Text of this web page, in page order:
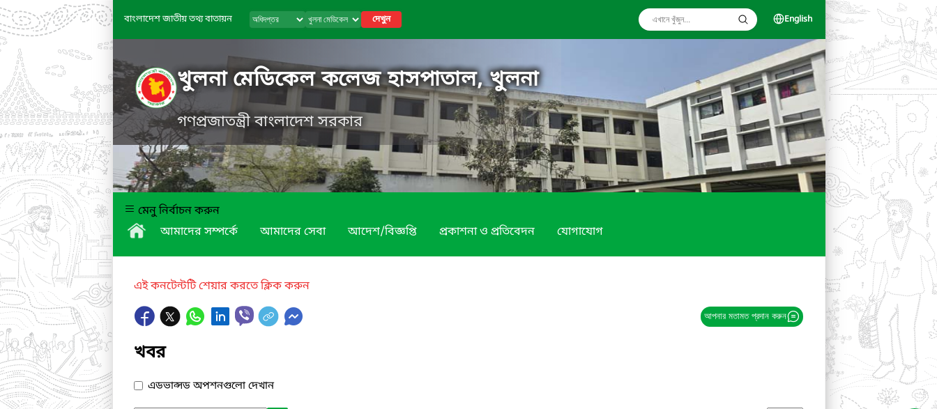
বাংলাদেশ জাতীয় তথ্য বাতায়ন দেখুন English
খুলনা মেডিকেল কলেজ হাসপাতাল, খুলনা
গণপ্রজাতন্ত্রী বাংলাদেশ সরকার
মেনু নির্বাচন করুন
আমাদের সম্পর্কে
আমাদের সেবা আদেশ/বিজ্ঞপ্তি প্রকাশনা ও প্রতিবেদন যোগাযোগ
এই কনটেন্টটি শেয়ার করতে ক্লিক করুন
আপনার মতামত প্রদান করুন
খবর
এডভান্সড অপশনগুলো দেখান